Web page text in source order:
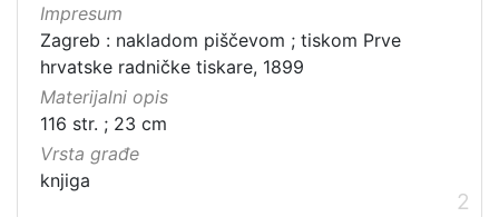
Impresum
Zagreb : nakladom piščevom ; tiskom Prve
hrvatske radničke tiskare, 1899
Materijalni opis
116 str. ; 23 cm
Vrsta građe
knjiga
2